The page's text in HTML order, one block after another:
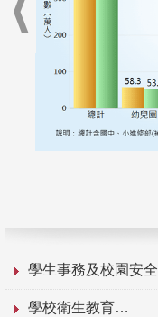
學生事務及校園安全
學校衛生教育